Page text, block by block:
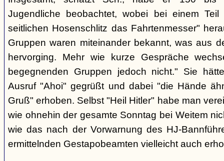
Jugendliche beobachtet, wobei bei einem
seitlichen Hosenschlitz das Fahrtenmesser"
Gruppen waren miteinander bekannt, was aus
hervorging. Mehr wie kurze Gespräche
begegnenden Gruppen jedoch nicht." Sie
Ausruf "Ahoi" gegrüßt und dabei "die Hände
Gruß" erhoben. Selbst "Heil Hitler" habe man
wie ohnehin der gesamte Sonntag bei Weitem
wie das nach der Vorwarnung des HJ-
ermittelnden Gestapobeamten vielleicht auch